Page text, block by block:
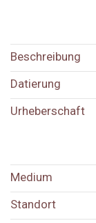
Beschreibung
Datierung
Urheberschaft
Medium
Standort